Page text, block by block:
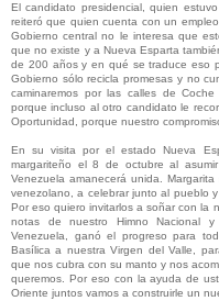
El candidato presidencial, quien
reiteró que quien cuenta con un
Gobierno central no le interesa que
que no existe y a Nueva Esparta
de 200 años y en qué se traduce eso
Gobierno sólo recicla promesas y no
caminaremos por las calles de
porque incluso al otro candidato le
Oportunidad, porque nuestro
En su visita por el estado Nueva
margariteño el 8 de octubre al
Venezuela amanecerá unida.
venezolano, a celebrar junto al pueblo
Por eso quiero invitarlos a soñar con la
notas de nuestro Himno Nacional
Venezuela, ganó el progreso para
Basílica a nuestra Virgen del Valle,
que nos cubra con su manto y nos
queremos. Por eso con la ayuda de
Oriente juntos vamos a construirle un